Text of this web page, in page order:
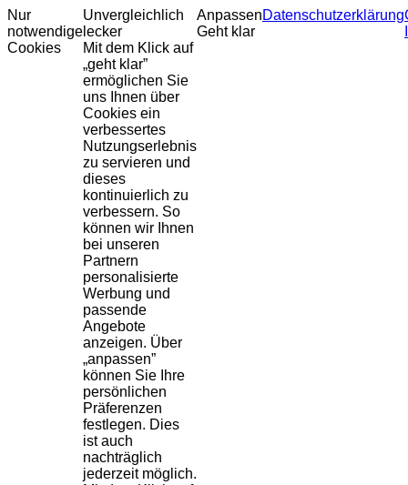
Nur
notwendige
Cookies
Unvergleichlich
lecker
Mit dem Klick auf
„geht klar”
ermöglichen Sie
uns Ihnen über
Cookies ein
verbessertes
Nutzungserlebnis
zu servieren und
dieses
kontinuierlich zu
verbessern. So
können wir Ihnen
bei unseren
Partnern
personalisierte
Werbung und
passende
Angebote
anzeigen. Über
„anpassen”
können Sie Ihre
persönlichen
Präferenzen
festlegen. Dies
ist auch
nachträglich
jederzeit möglich.
Anpassen
Geht klar
Datenschutzerklärung